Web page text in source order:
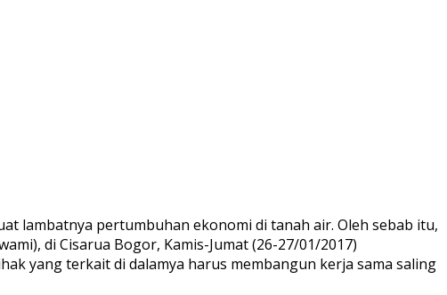
lambatnya pertumbuhan ekonomi di tanah air. Oleh sebab itu,
di Cisarua Bogor, Kamis-Jumat (26-27/01/2017)
yang terkait di dalamya harus membangun kerja sama saling